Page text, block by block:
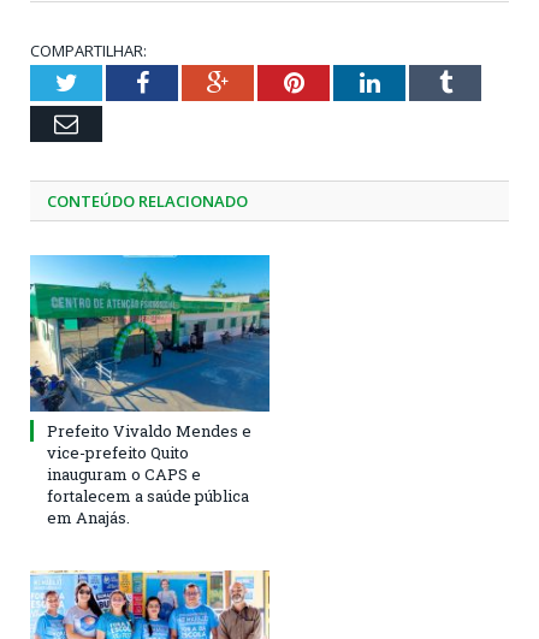
COMPARTILHAR:
TwitterFacebookGoogle+PinterestLinkedInTumblr
Email
CONTEÚDO RELACIONADO
Prefeito Vivaldo Mendes e
vice-prefeito Quito
inauguram o CAPS e
fortalecem a saúde pública
em Anajás.